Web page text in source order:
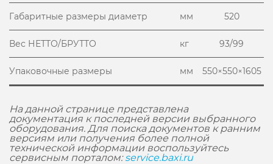
Габаритные размеры диаметр мм 520
Вес НЕТТО/БРУТТО кг 93/99
Упаковочные размеры мм 550×550×1605
На данной странице представлена
документация к последней версии выбранного
оборудования. Для поиска документов к ранним
версиям или получения более полной
технической информации воспользуйтесь
сервисным порталом:service.baxi.ru